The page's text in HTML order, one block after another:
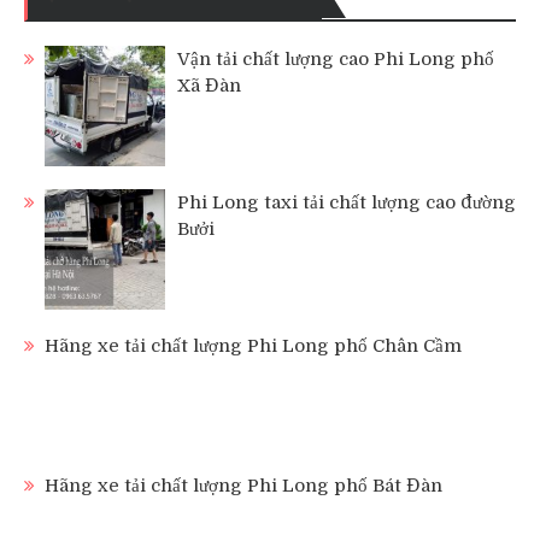
Vận tải chất lượng cao Phi Long phố
Xã Đàn
Phi Long taxi tải chất lượng cao đường
Bưởi
Hãng xe tải chất lượng Phi Long phố Chân Cầm
Hãng xe tải chất lượng Phi Long phố Bát Đàn